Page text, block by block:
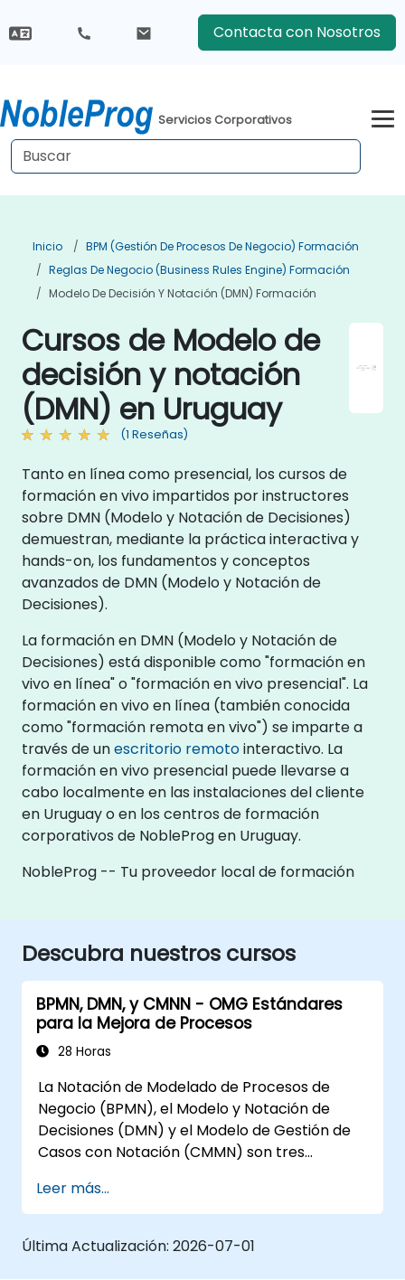
Contacta con Nosotros
Servicios Corporativos
Inicio
BPM (Gestión De Procesos De Negocio) Formación
Reglas De Negocio (Business Rules Engine) Formación
Modelo De Decisión Y Notación (DMN) Formación
Cursos de Modelo de
decisión y notación
(DMN) en Uruguay
(1 Reseñas)
Tanto en línea como presencial, los cursos de
formación en vivo impartidos por instructores
sobre DMN (Modelo y Notación de Decisiones)
demuestran, mediante la práctica interactiva y
hands-on, los fundamentos y conceptos
avanzados de DMN (Modelo y Notación de
Decisiones).
La formación en DMN (Modelo y Notación de
Decisiones) está disponible como "formación en
vivo en línea" o "formación en vivo presencial". La
formación en vivo en línea (también conocida
como "formación remota en vivo") se imparte a
través de unescritorio remotointeractivo. La
formación en vivo presencial puede llevarse a
cabo localmente en las instalaciones del cliente
en Uruguay o en los centros de formación
corporativos de NobleProg en Uruguay.
NobleProg -- Tu proveedor local de formación
Descubra nuestros cursos
BPMN, DMN, y CMNN - OMG Estándares
para la Mejora de Procesos
28 Horas
La Notación de Modelado de Procesos de
Negocio (BPMN), el Modelo y Notación de
Decisiones (DMN) y el Modelo de Gestión de
Casos con Notación (CMMN) son tres
Objetos (OMG) para procesos, decisiones y
modelado de casos. Este curso proporciona
una introducción a todos ellos e informa
Leer más...
Última Actualización: 2026-07-01